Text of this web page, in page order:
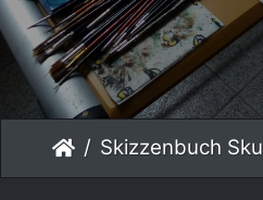
Skizzenbuch Skurril